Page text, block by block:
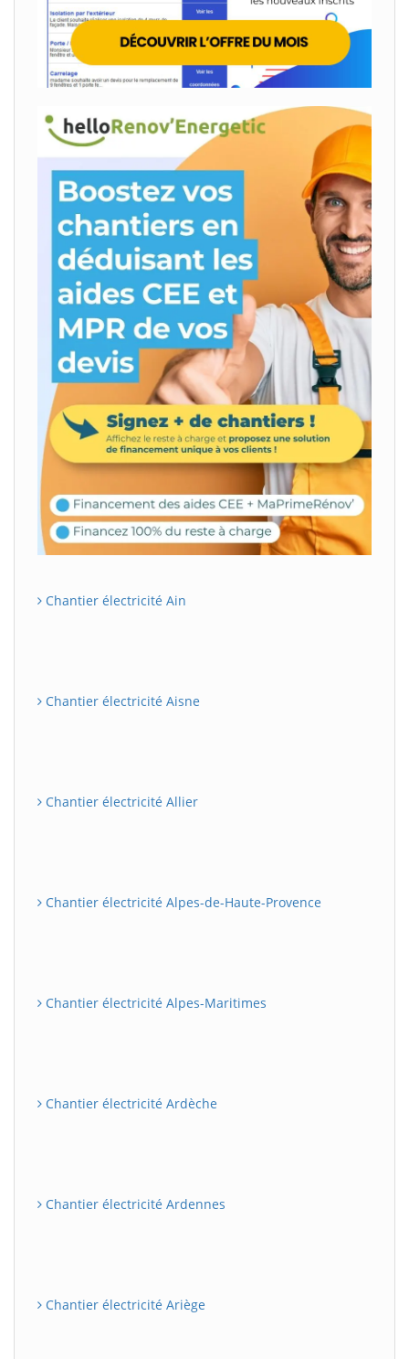
Chantier électricité Ain
Chantier électricité Aisne
Chantier électricité Allier
Chantier électricité Alpes-de-Haute-Provence
Chantier électricité Alpes-Maritimes
Chantier électricité Ardèche
Chantier électricité Ardennes
Chantier électricité Ariège